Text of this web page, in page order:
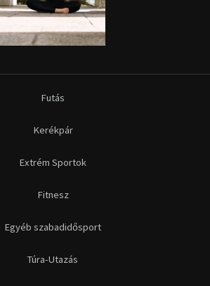
Futás
Kerékpár
Extrém Sportok
Fitnesz
Egyéb szabadidősport
Túra-Utazás